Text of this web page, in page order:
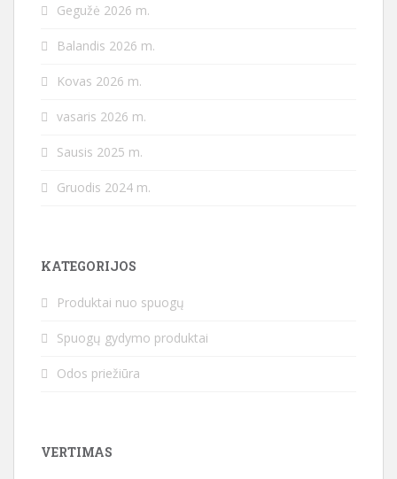
Gegužė 2026 m.
Balandis 2026 m.
Kovas 2026 m.
vasaris 2026 m.
Sausis 2025 m.
Gruodis 2024 m.
KATEGORIJOS
Produktai nuo spuogų
Spuogų gydymo produktai
Odos priežiūra
VERTIMAS